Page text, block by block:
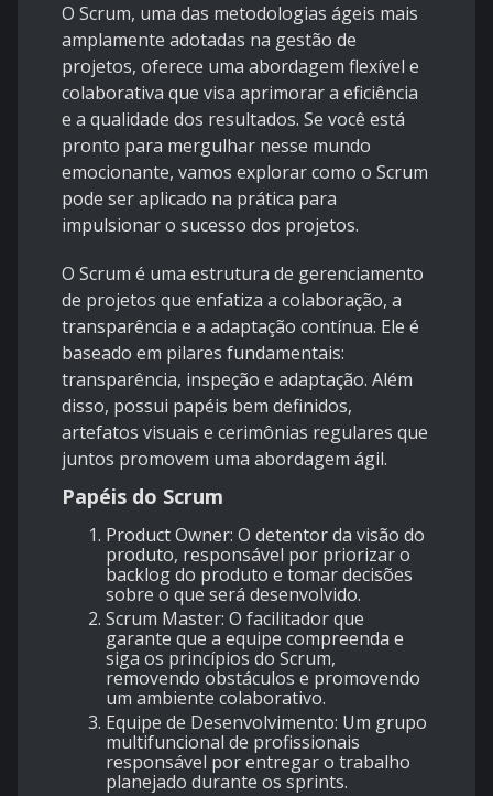
O Scrum, uma das metodologias ágeis mais
amplamente adotadas na gestão de
projetos, oferece uma abordagem flexível e
colaborativa que visa aprimorar a eficiência
e a qualidade dos resultados. Se você está
pronto para mergulhar nesse mundo
emocionante, vamos explorar como o Scrum
pode ser aplicado na prática para
impulsionar o sucesso dos projetos.
O Scrum é uma estrutura de gerenciamento
de projetos que enfatiza a colaboração, a
transparência e a adaptação contínua. Ele é
baseado em pilares fundamentais:
transparência, inspeção e adaptação. Além
disso, possui papéis bem definidos,
artefatos visuais e cerimônias regulares que
juntos promovem uma abordagem ágil.
Papéis do Scrum
Product Owner: O detentor da visão do
produto, responsável por priorizar o
backlog do produto e tomar decisões
sobre o que será desenvolvido.
Scrum Master: O facilitador que
garante que a equipe compreenda e
siga os princípios do Scrum,
removendo obstáculos e promovendo
um ambiente colaborativo.
Equipe de Desenvolvimento: Um grupo
multifuncional de profissionais
responsável por entregar o trabalho
planejado durante os sprints.